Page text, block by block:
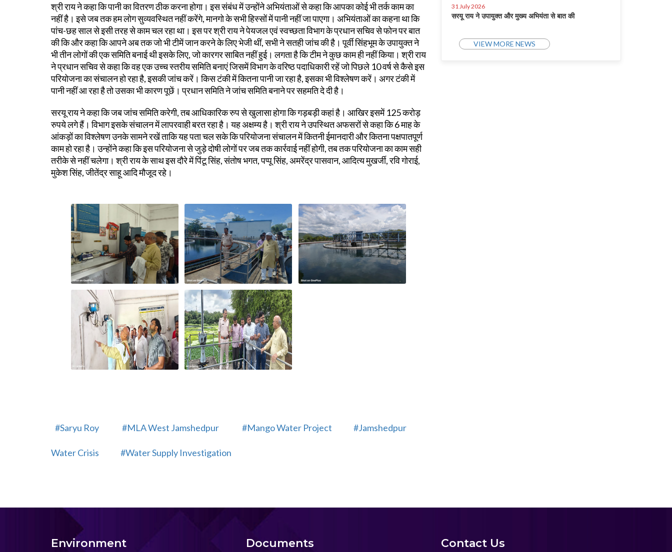
श्री राय ने कहा कि पानी का वितरण ठीक करना होगा। इस संबंध में उन्होंने अभियंताओं से कहा कि आपका कोई भी तर्क काम का
नहीं है। इसे जब तक हम लोग सुव्यवस्थित नहीं करेंगे, मानगो के सभी हिस्सों में पानी नहीं जा पाएगा। अभियंताओं का कहना था कि
पांच-छह साल से इसी तरह से काम चल रहा था। इस पर श्री राय ने पेयजल एवं स्वच्छता विभाग के प्रधान सचिव से फोन पर बात
की कि और कहा कि आपने अब तक जो भी टीमें जान करने के लिए भेजी थीं, सभी ने सतही जांच की है। पूर्वी सिंहभूम के उपायुक्त ने
भी तीन लोगों की एक समिति बनाई थी इसके लिए, जो कारगर साबित नहीं हुई। लगता है कि टीम ने कुछ काम ही नहीं किया। श्री राय
ने प्रधान सचिव से कहा कि वह एक उच्च स्तरीय समिति बनाएं जिसमें विभाग के वरिष्ठ पदाधिकारी रहें जो पिछले 10 वर्ष से कैसे इस
परियोजना का संचालन हो रहा है, इसकी जांच करें। किस टंकी में कितना पानी जा रहा है, इसका भी विश्लेषण करें। अगर टंकी में
पानी नहीं आ रहा है तो उसका भी कारण पूछें। प्रधान समिति ने जांच समिति बनाने पर सहमति दे दी है।
सरयू राय ने कहा कि जब जांच समिति करेगी, तब आधिकारिक रुप से खुलासा होगा कि गड़बड़ी कहां है। आखिर इसमें 125 करोड़
रुपये लगे हैं। विभाग इसके संचालन में लापरवाही बरत रहा है। यह अक्षम्य है। श्री राय ने उपस्थित अफसरों से कहा कि 6 माह के
आंकड़ों का विश्लेषण उनके सामने रखें ताकि यह पता चल सके कि परियोजना संचालन में कितनी ईमानदारी और कितना पक्षपातपूर्ण
काम हो रहा है। उन्होंने कहा कि इस परियोजना से जुड़े दोषी लोगों पर जब तक कार्रवाई नहीं होगी, तब तक परियोजना का काम सही
तरीके से नहीं चलेगा। श्री राय के साथ इस दौरे में पिंटू सिंह, संतोष भगत, पप्पू सिंह, अमरेंद्र पासवान, आदित्य मुखर्जी, रवि गोराई,
मुकेश सिंह, जीतेंद्र साहू आदि मौजूद रहे।
#Saryu Roy #MLA West Jamshedpur #Mango Water Project #Jamshedpur
Water Crisis #Water Supply Investigation
31 July 2026
सरयू राय ने उपायुक्त और मुख्य अभियंता से बात की
VIEW MORE NEWS
Environment Documents Contact Us